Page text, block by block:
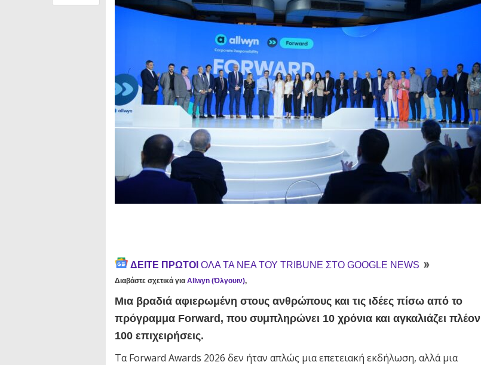
ΔΕΙΤΕ ΠΡΩΤΟΙ ΟΛΑ ΤΑ ΝΕΑ ΤΟΥ TRIBUNE ΣΤΟ GOOGLE NEWS
Διαβάστε σχετικά για Allwyn (Όλγουιν),
Μια βραδιά αφιερωμένη στους ανθρώπους και τις ιδέες πίσω από το
πρόγραμμα Forward, που συμπληρώνει 10 χρόνια και αγκαλιάζει πλέον
100 επιχειρήσεις.
Τα Forward Awards 2026 δεν ήταν απλώς μια επετειακή εκδήλωση, αλλά μια